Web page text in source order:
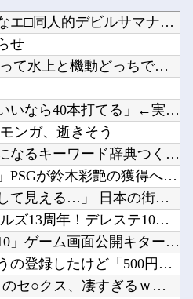
【日向坂46】 運動神経良い人と悪い人の対比をご覧ください…
が可哀想すぎるｗ【乃木坂46】
を性接待で買収していた事が判明
｢真夏の全国ツアー2026｣ 地方公演で披露した夏曲一覧がコチラ！！！【乃木坂46】他
お前らが使ってみたい武器他
【悲報】日本の警察さん、すぐ簡単に銃を撃ってしまうようになる他
小学館、「マンガワン」とは別の大問題が判明してしまう…他
【悲報】韓国人「2002年のワールドカップで韓国が4強になれたのって買収したからじゃないの...
元いいとも青年隊、中居正広の”素顔”を暴露他
【画像】へずま議員、被災地でめちゃくちゃ働いて老人たちを笑顔にしてしまうwwwwwwwww...
【群馬】デカいNinja乗りさん、後方確認しない軽四に当てられてしまう。他
Powered by livedoor 相互RSS
2000円位で売ってそうなエ□同人的デビルサマナー 第2話
せ
【艦これ】 E4-5の削りって水上と機動どっちでやったでち？
イチロー「打率２割でいいなら40本打てる」←実際打てたんかな
ンガ、逝きそう
陰謀論者と話せるようになるキーワード辞典つくろう→
海外「なんだって？！」PSGが鈴木彩艶の獲得へ増額オファーを...
海外「日本がキラキラして見える…」 日本の街頭インタビューに...
【祝】 シンデレラガールズ13周年！デレステ10周年おめでと...
アリスソフト「ランス10」ゲーム画面公開キター！ウルザちゃん...
ラインで稼げるとかいうの登録したけど「500円払え」だって
【動画】 ”別れさせ屋” のセ○クス、凄すぎるｗｗｗ そりゃ...